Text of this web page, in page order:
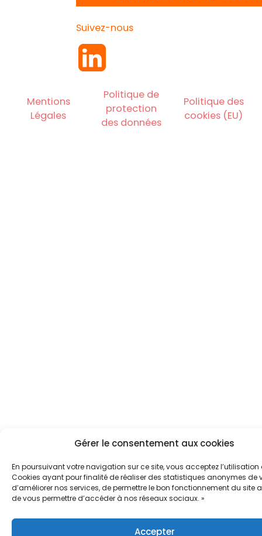
Gérer le consentement aux cookies
En poursuivant votre navigation sur ce site, vous acceptez l’utilisation
Cookies ayant pour finalité de réaliser des statistiques anonymes de
d’améliorer nos services, de permettre le bon fonctionnement du site
de vous permettre d’accéder à nos réseaux sociaux. »
Accepter
Suivez-nous
Mentions
Légales
Politique de
protection
des données
Politique des
cookies (EU)